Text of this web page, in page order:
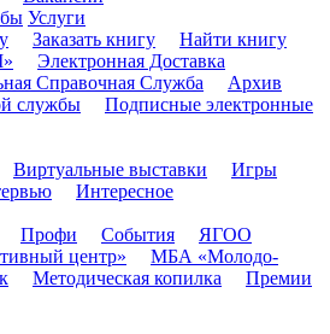
Услуги
Заказать книгу
Найти книгу
Электронная Доставка
Справочная Служба
Архив
службы
Подписные электронные
Виртуальные выставки
Игры
Интересное
Профи События
ЯГОО
центр»
МБА «Молодо-
Методическая копилка
Премии